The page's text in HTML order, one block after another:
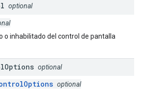
optional
o inhabilitado del control de pantalla
Options optional
optional